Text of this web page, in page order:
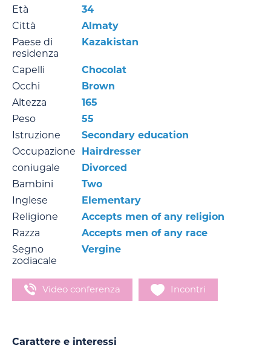
Età
34
Città
Almaty
Paese di
residenza
Kazakistan
Capelli
Chocolat
Occhi
Brown
Altezza
165
Peso
55
Istruzione
Secondary education
Occupazione
Hairdresser
coniugale
Divorced
Bambini
Two
Inglese
Elementary
Religione
Accepts men of any religion
Razza
Accepts men of any race
Segno
zodiacale
Vergine
Video conferenza Incontri
Carattere e interessi